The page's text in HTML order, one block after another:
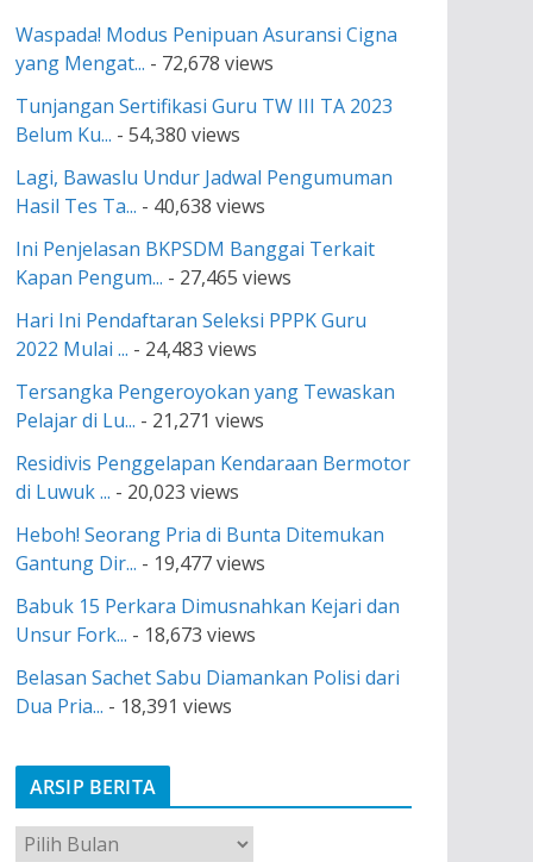
Waspada! Modus Penipuan Asuransi Cigna
yang Mengat... - 72,678 views
Tunjangan Sertifikasi Guru TW III TA 2023
Belum Ku... - 54,380 views
Lagi, Bawaslu Undur Jadwal Pengumuman
Hasil Tes Ta... - 40,638 views
Ini Penjelasan BKPSDM Banggai Terkait
Kapan Pengum... - 27,465 views
Hari Ini Pendaftaran Seleksi PPPK Guru
2022 Mulai ... - 24,483 views
Tersangka Pengeroyokan yang Tewaskan
Pelajar di Lu... - 21,271 views
Residivis Penggelapan Kendaraan Bermotor
di Luwuk ... - 20,023 views
Heboh! Seorang Pria di Bunta Ditemukan
Gantung Dir... - 19,477 views
Babuk 15 Perkara Dimusnahkan Kejari dan
Unsur Fork... - 18,673 views
Belasan Sachet Sabu Diamankan Polisi dari
Dua Pria... - 18,391 views
ARSIP BERITA
A